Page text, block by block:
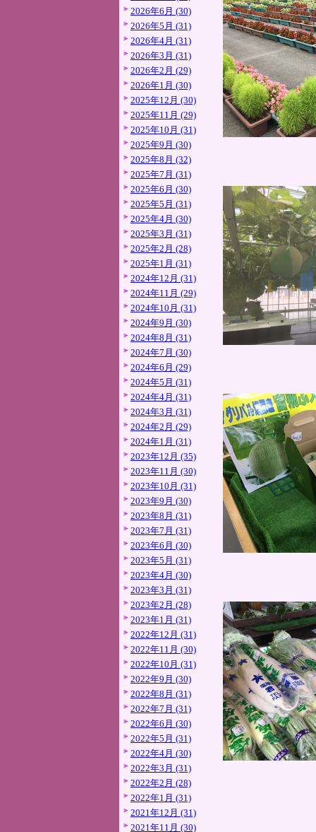
2026年6月 (30)
2026年5月 (31)
2026年4月 (31)
2026年3月 (31)
2026年2月 (29)
2026年1月 (30)
2025年12月 (30)
2025年11月 (29)
2025年10月 (31)
2025年9月 (30)
2025年8月 (32)
2025年7月 (31)
2025年6月 (30)
2025年5月 (31)
2025年4月 (30)
2025年3月 (31)
2025年2月 (28)
2025年1月 (31)
2024年12月 (31)
2024年11月 (29)
2024年10月 (31)
2024年9月 (30)
2024年8月 (31)
2024年7月 (30)
2024年6月 (29)
2024年5月 (31)
2024年4月 (31)
2024年3月 (31)
2024年2月 (29)
2024年1月 (31)
2023年12月 (35)
2023年11月 (30)
2023年10月 (31)
2023年9月 (30)
2023年8月 (31)
2023年7月 (31)
2023年6月 (30)
2023年5月 (31)
2023年4月 (30)
2023年3月 (31)
2023年2月 (28)
2023年1月 (31)
2022年12月 (31)
2022年11月 (30)
2022年10月 (31)
2022年9月 (30)
2022年8月 (31)
2022年7月 (31)
2022年6月 (30)
2022年5月 (31)
2022年4月 (30)
2022年3月 (31)
2022年2月 (28)
2022年1月 (31)
2021年12月 (31)
2021年11月 (30)